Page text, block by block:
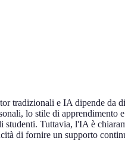
tradizionali e IA dipende da
lo stile di apprendimento
studenti. Tuttavia, l'IA è
di fornire un supporto